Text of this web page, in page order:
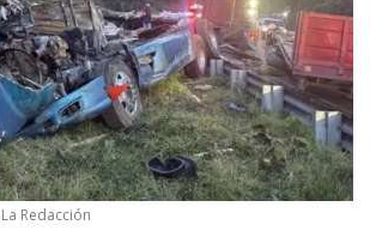
La Redacción